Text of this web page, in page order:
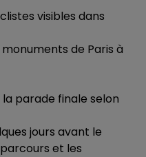
visibles dans
de Paris à
parade finale selon
jours avant le
et les